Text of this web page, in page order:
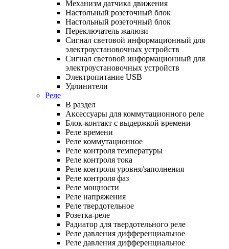
Механизм датчика движения
Настольный розеточный блок
Настольный розеточный блок
Переключатель жалюзи
Сигнал световой информационный для
электроустановочных устройств
Сигнал световой информационный для
электроустановочных устройств
Электропитание USB
Удлинители
Реле
В раздел
Аксессуары для коммутационного реле
Блок-контакт с выдержкой времени
Реле времени
Реле коммутационное
Реле контроля температуры
Реле контроля тока
Реле контроля уровня/заполнения
Реле контроля фаз
Реле мощности
Реле напряжения
Реле твердотельное
Розетка-реле
Радиатор для твердотельного реле
Реле давления дифференциальное
Реле давления дифференциальное